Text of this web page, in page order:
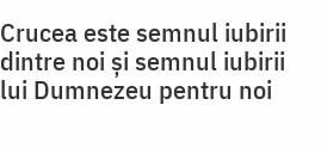
Crucea este semnul iubirii
dintre noi și semnul iubirii
lui Dumnezeu pentru noi